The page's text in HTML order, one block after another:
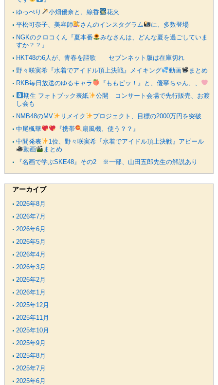
ゆっぺり
小畑優奈と、線香
花火
平松可奈子、美容師
さんのインスタグラム
に、多数登場
NGKのクロコくん『夏本番
みなさんは、どんな夏を過ごしていま
すか？？』
HKT48の6人が、青春を謳歌 セブンネット版は在庫切れ
野々咲実希『水着でアイドル頂上決戦』メイキング
動画
まとめ
RKB毎日放送のゆるキャラ
『ももピッ！』と、優寧ちゃん、、
期生 フォトブック表紙
公開 コンサート会場で先行販売、お渡
し会も
NMB48のMV
リメイク
プロジェクト、目標の2000万円を突破
中尾楓華
『携帯
扇風機、使う？？』
中間発表
1位、野々咲実希『水着でアイドル頂上決戦』アピール
動画
まとめ
『名画で学ぶSKE48』その2 ※一部、山田五郎先生の解説あり
アーカイブ
2026年8月
2026年7月
2026年6月
2026年5月
2026年4月
2026年3月
2026年2月
2026年1月
2025年12月
2025年11月
2025年10月
2025年9月
2025年8月
2025年7月
2025年6月